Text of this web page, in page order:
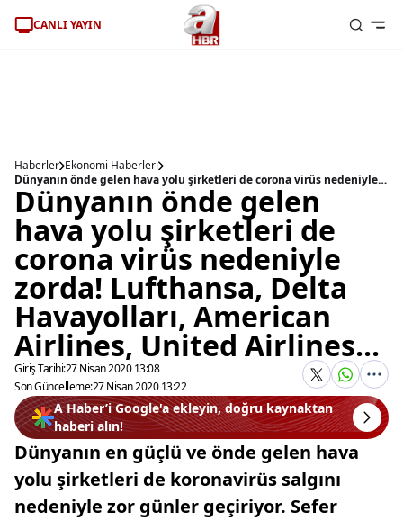
CANLI YAYIN
Haberler Ekonomi Haberleri
Dünyanın önde gelen hava yolu şirketleri de corona virüs nedeniyle zorda! Lufthansa, Delta Havayolları, American Airlines, United Airlines...
Dünyanın önde gelen
hava yolu şirketleri de
corona virüs nedeniyle
zorda! Lufthansa, Delta
Havayolları, American
Airlines, United Airlines...
Giriş Tarihi:27 Nisan 2020 13:08
Son Güncelleme:27 Nisan 2020 13:22
A Haber’i Google'a ekleyin, doğru kaynaktan
haberi alın!
Dünyanın en güçlü ve önde gelen hava
yolu şirketleri de koronavirüs salgını
nedeniyle zor günler geçiriyor. Sefer